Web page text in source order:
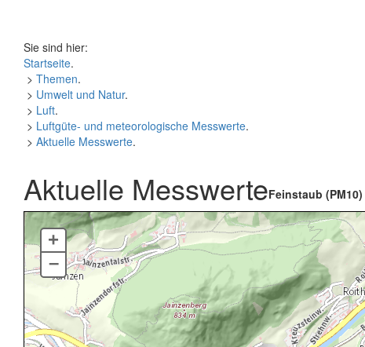
Sie sind hier:
Startseite.
> Themen.
> Umwelt und Natur.
> Luft.
> Luftgüte- und meteorologische Messwerte.
> Aktuelle Messwerte.
Aktuelle MesswerteFeinstaub (PM10)
+
–